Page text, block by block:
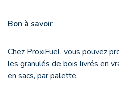
Bon à savoir
Chez ProxiFuel, vous pouvez
les granulés de bois livrés en
en sacs, par palette.